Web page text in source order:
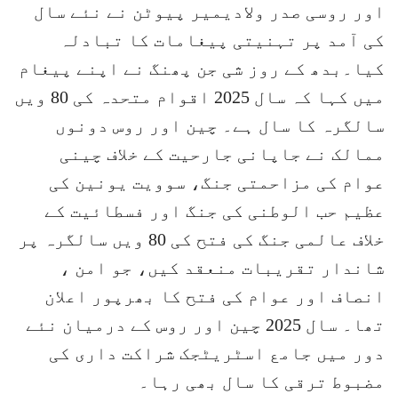
اور روسی صدر ولادیمیر پیوٹن نے نئے سال
کی آمد پر تہنیتی پیغامات کا تبادلہ
کیا۔بدھ کے روز شی جن پھنگ نے اپنے پیغام
میں کہا کہ سال 2025 اقوام متحدہ کی 80 ویں
سالگرہ کا سال ہے۔ چین اور روس دونوں
ممالک نے جاپانی جارحیت کے خلاف چینی
عوام کی مزاحمتی جنگ، سوویت یونین کی
عظیم حب الوطنی کی جنگ اور فسطائیت کے
خلاف عالمی جنگ کی فتح کی 80 ویں سالگرہ پر
شاندار تقریبات منعقد کیں، جو امن ،
انصاف اور عوام کی فتح کا بھرپور اعلان
تھا۔ سال 2025 چین اور روس کے درمیان نئے
دور میں جامع اسٹریٹجک شراکت داری کی
مضبوط ترقی کا سال بھی رہا۔